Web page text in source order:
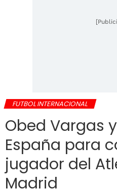
FUTBOL INTERNACIONAL
Obed Vargas
España para
jugador del
Madrid